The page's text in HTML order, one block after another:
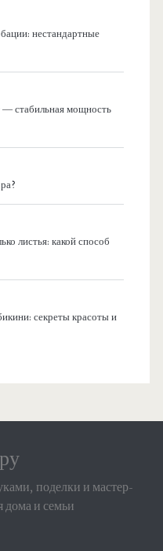
нестандартные
стабильная мощность
листья: какой способ
секреты красоты и
поделки и мастер-
дома и семьи